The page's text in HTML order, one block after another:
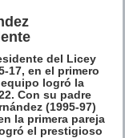
del Licey
17, en el primero
logró la
Con su padre
(1995-97)
la primera pareja
el prestigioso